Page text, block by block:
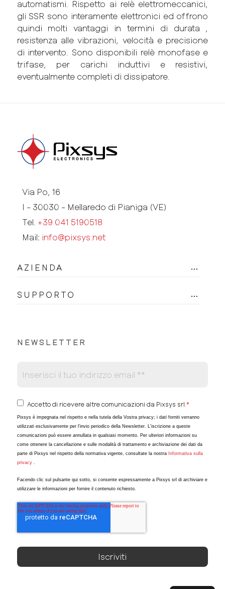
automatismi. Rispetto ai relè elettromeccanici,
gli SSR sono interamente elettronici ed offrono
quindi molti vantaggi in termini di durata ,
resistenza alle vibrazioni, velocità e precisione
di intervento. Sono disponibili relè monofase e
trifase, per carichi induttivi e resistivi,
eventualmente completi di dissipatore.
Via Po, 16
I - 30030 - Mellaredo di Pianiga (VE)
Tel. +39 041 5190518
Mail: info@pixsys.net
AZIENDA
SUPPORTO
NEWSLETTER
Accetto di ricevere altre comunicazioni da Pixsys srl. *
Pixsys è impegnata nel rispetto e nella tutela della Vostra privacy; i dati forniti verranno
utilizzati esclusivamente per l'invio periodico della Newsletter. L'iscrizione a queste
comunicazioni può essere annullata in qualsiasi momento. Per ulteriori informazioni su
come ottenere la cancellazione e sulle modalità di trattamento e archiviazione dei dati da
parte di Pixsys nel rispetto della normativa vigente, consultate la nostra Informativa sulla
privacy.
Facendo clic sul pulsante qui sotto, si consente espressamente a Pixsys srl di archiviare e
utilizzare le informazioni per fornire il contenuto richiesto.